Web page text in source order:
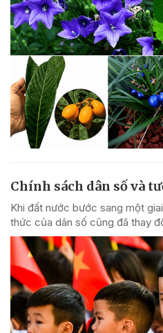
Chính sách dân số và
Khi đất nước bước sang một
thức của dân số cũng đã thay